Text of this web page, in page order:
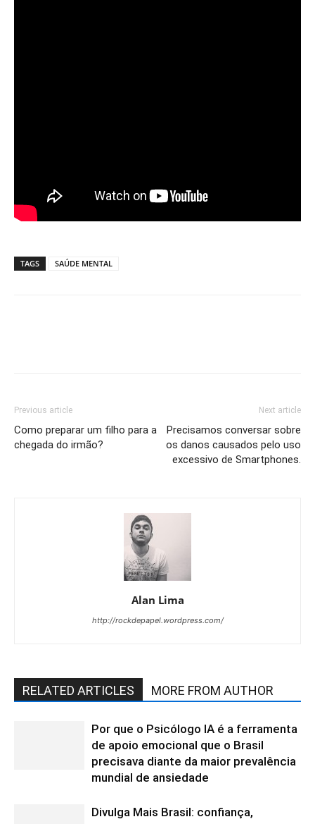
TAGS SAÚDE MENTAL
Previous article
Como preparar um filho para a
chegada do irmão?
Next article
Precisamos conversar sobre
os danos causados pelo uso
excessivo de Smartphones.
Alan Lima
http://rockdepapel.wordpress.com/
RELATED ARTICLES MORE FROM AUTHOR
Por que o Psicólogo IA é a ferramenta
de apoio emocional que o Brasil
precisava diante da maior prevalência
mundial de ansiedade
Divulga Mais Brasil: confiança,